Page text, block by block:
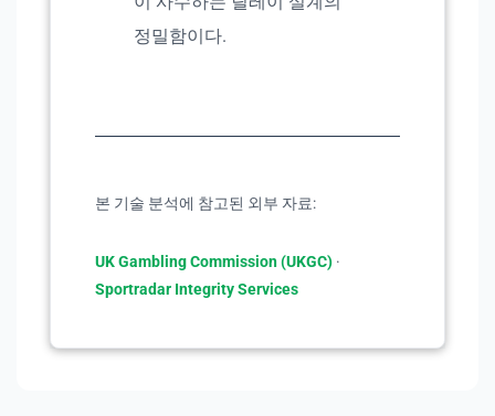
정밀함이다.
본 기술 분석에 참고된 외부 자료:
UK Gambling Commission (UKGC) ·
Sportradar Integrity Services